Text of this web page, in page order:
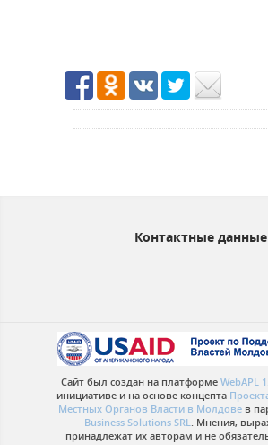
Контактные данные
Сайт был создан на платформе WebAPL
инициативе и на основе концепта
Местных Органов Власти в Молдове в
Business Solutions SRL. Мнения,
принадлежат их авторам и не